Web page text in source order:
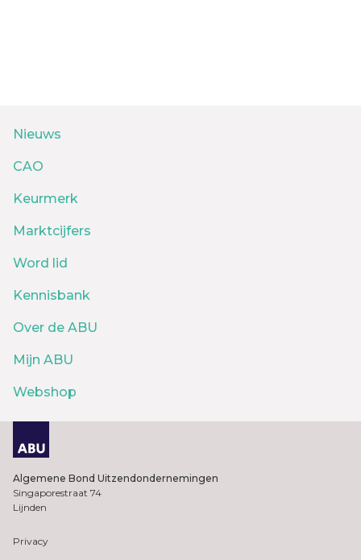
Nieuws
CAO
Keurmerk
Marktcijfers
Word lid
Kennisbank
Over de ABU
Mijn ABU
Webshop
Algemene Bond Uitzendondernemingen
Singaporestraat 74
Lijnden
Privacy